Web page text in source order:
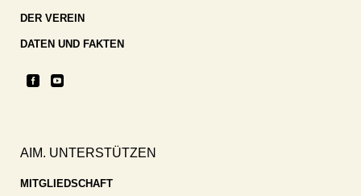
DER VEREIN
DATEN UND FAKTEN
AIM. UNTERSTÜTZEN
MITGLIEDSCHAFT